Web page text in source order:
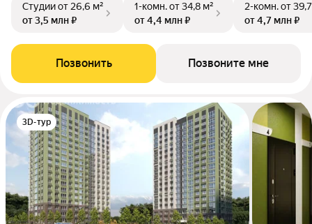
Студииот 26,6 м²
от 3,5 млн ₽
1-комн.от 34,8 м²
от 4,4 млн ₽
2-комн.от
от 4,7 млн ₽
Позвонить Позвоните мне
3D-тур